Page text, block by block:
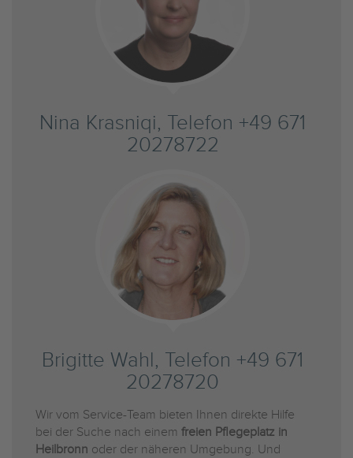
Nina Krasniqi, Telefon +49 671
20278722
Brigitte Wahl, Telefon +49 671
20278720
Wir vom Service-Team bieten Ihnen direkte Hilfe
bei der Suche nach einem freien Pflegeplatz in
Heilbronn oder der näheren Umgebung. Und